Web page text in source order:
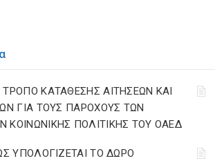
ΚΑΤΑΘΕΣΗΣ ΑΙΤΗΣΕΩΝ ΚΑΙ
ΓΙΑ ΤΟΥΣ ΠΑΡΟΧΟΥΣ ΤΩΝ
ΠΟΛΙΤΙΚΗΣ ΤΟΥ ΟΑΕΔ
ΥΠΟΛΟΓΙΖΕΤΑΙ ΤΟ ΔΩΡΟ